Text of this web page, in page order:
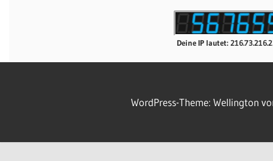
Deine IP lautet:
WordPress-Theme: Wellington